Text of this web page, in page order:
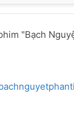
"Bạch